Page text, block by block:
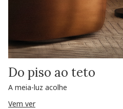
Do piso ao teto
A meia-luz acolhe
Vem ver